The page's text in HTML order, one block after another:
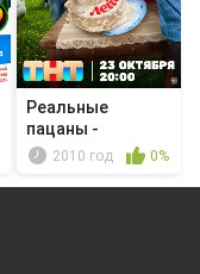
Реальные
пацаны -
Дежурный по
2010 год 0%